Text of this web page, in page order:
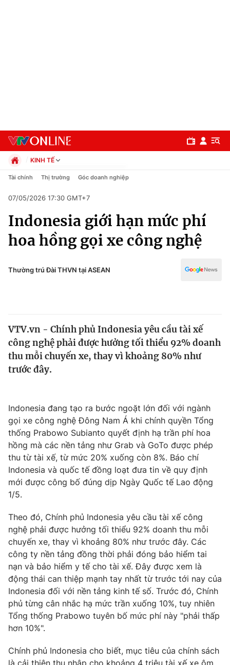
Chuyên mục
Chính trị
Thế giới
Tin tức
Câu chuyện quốc tế
Tài chính
Thị trường
Góc doanh nghiệp
Dữ liệu và đời sống
Truyền hình
Phim VTV
Hậu trường
Khán giả
Giải sao mai
Giải trí
Điện ảnh
Âm nhạc
Sao
Đời sống
Du lịch
Làm đẹp
Chất lượng cuộc sống
Giáo dục
Tuyển sinh
Học trực tuyến
Công nghệ
Hitech Công nghệ tương lai
Sản phẩm
Thị trường
Giao lưu trực tuyến
Lịch phát sóng
Chuyên mục khác
KINH TẾ
Chính trị
Pháp luật
Kinh tế
Thể thao
Truyền hình
Y tế
Tài chính Thị trường Góc doanh nghiệp
07/05/2026 17:30 GMT+7
Indonesia giới hạn mức phí
hoa hồng gọi xe công nghệ
Thường trú Đài THVN tại ASEAN
VTV.vn - Chính phủ Indonesia yêu cầu tài xế
công nghệ phải được hưởng tối thiểu 92% doanh
thu mỗi chuyến xe, thay vì khoảng 80% như
trước đây.
Indonesia đang tạo ra bước ngoặt lớn đối với ngành
gọi xe công nghệ Đông Nam Á khi chính quyền Tổng
thống Prabowo Subianto quyết định hạ trần phí hoa
hồng mà các nền tảng như Grab và GoTo được phép
thu từ tài xế, từ mức 20% xuống còn 8%. Báo chí
Indonesia và quốc tế đồng loạt đưa tin về quy định
mới được công bố đúng dịp Ngày Quốc tế Lao động
1/5.
Theo đó, Chính phủ Indonesia yêu cầu tài xế công
nghệ phải được hưởng tối thiểu 92% doanh thu mỗi
chuyến xe, thay vì khoảng 80% như trước đây. Các
công ty nền tảng đồng thời phải đóng bảo hiểm tai
nạn và bảo hiểm y tế cho tài xế. Đây được xem là
động thái can thiệp mạnh tay nhất từ trước tới nay của
Indonesia đối với nền tảng kinh tế số. Trước đó, Chính
phủ từng cân nhắc hạ mức trần xuống 10%, tuy nhiên
Tổng thống Prabowo tuyên bố mức phí này "phải thấp
hơn 10%".
Chính phủ Indonesia cho biết, mục tiêu của chính sách
là cải thiện thu nhập cho khoảng 4 triệu tài xế xe ôm